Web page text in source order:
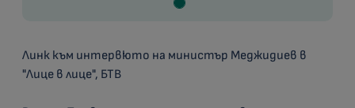
Линк към интервюто на министър Меджидиев в
"Лице в лице", БТВ